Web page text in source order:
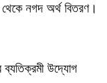
থেকে নগদ অর্থ বিতরণ।
ব্যতিক্রমী উদ্যোগ